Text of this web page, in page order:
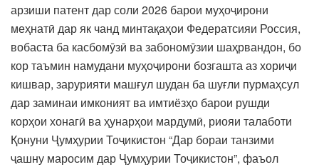
арзиши патент дар соли 2026 барои муҳоҷирони
меҳнатӣ дар як чанд минтақаҳои Федератсияи Россия,
вобаста ба касбомӯзӣ ва забономӯзии шаҳрвандон, бо
кор таъмин намудани муҳоҷирони бозгашта аз хориҷи
кишвар, зарурияти машғул шудан ба шуғли пурмаҳсул
дар заминаи имконият ва имтиёзҳо барои рушди
корҳои хонагӣ ва ҳунарҳои мардумӣ, риояи талаботи
Қонуни Ҷумҳурии Тоҷикистон “Дар бораи танзими
ҷашну маросим дар Ҷумҳурии Тоҷикистон”, фаъол